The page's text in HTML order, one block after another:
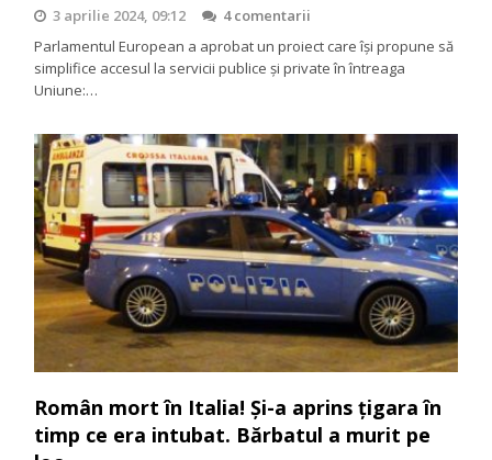
3 aprilie 2024, 09:12
4 comentarii
Parlamentul European a aprobat un proiect care își propune să
simplifice accesul la servicii publice și private în întreaga
Uniune:…
Român mort în Italia! Și-a aprins țigara în
timp ce era intubat. Bărbatul a murit pe